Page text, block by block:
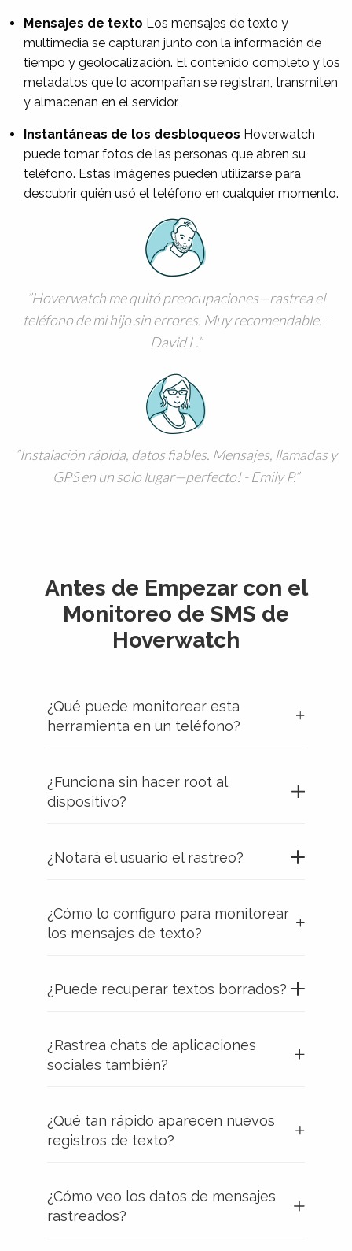
Mensajes de texto Los mensajes de texto y
multimedia se capturan junto con la información de
tiempo y geolocalización. El contenido completo y los
metadatos que lo acompañan se registran, transmiten
y almacenan en el servidor.
Instantáneas de los desbloqueos Hoverwatch
puede tomar fotos de las personas que abren su
teléfono. Estas imágenes pueden utilizarse para
descubrir quién usó el teléfono en cualquier momento.
Hoverwatch me quitó preocupaciones—rastrea el
teléfono de mi hijo sin errores. Muy recomendable. -
David L.
Instalación rápida, datos fiables. Mensajes, llamadas y
GPS en un solo lugar—perfecto! - Emily P.
Antes de Empezar con el
Monitoreo de SMS de
Hoverwatch
¿Qué puede monitorear esta
herramienta en un teléfono?
¿Funciona sin hacer root al
dispositivo?
¿Notará el usuario el rastreo?
¿Cómo lo configuro para monitorear
los mensajes de texto?
¿Puede recuperar textos borrados?
¿Rastrea chats de aplicaciones
sociales también?
¿Qué tan rápido aparecen nuevos
registros de texto?
¿Cómo veo los datos de mensajes
rastreados?